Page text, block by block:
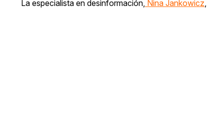
La especialista en desinformación, Nina Jankowicz